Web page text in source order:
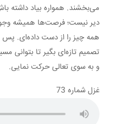
می‌بخشند. همواره بیاد داشته
دیر نیست؛ فرصت‌ها همیشه
همه چیز را از دست داده‌ای. پس
تصمیم تازه‌ای بگیر تا بتوانی
و به سوی تعالی حرکت نمایی.
غزل شماره 73